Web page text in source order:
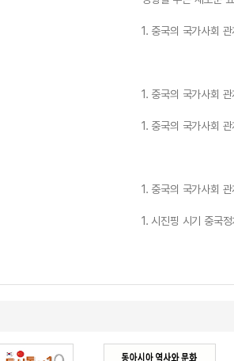
1. 중국의 국가사회
1. 중국의 국가사회
1. 중국의 국가사회
1. 중국의 국가사회
1. 시진핑 시기 중국